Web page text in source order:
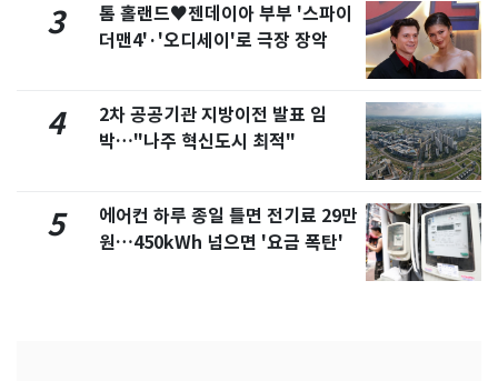
3
톰 홀랜드♥젠데이아 부부 '스파이
더맨4'·'오디세이'로 극장 장악
4
2차 공공기관 지방이전 발표 임
박…"나주 혁신도시 최적"
5
에어컨 하루 종일 틀면 전기료 29만
원…450kWh 넘으면 '요금 폭탄'